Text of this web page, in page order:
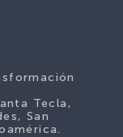
Tecla,
San